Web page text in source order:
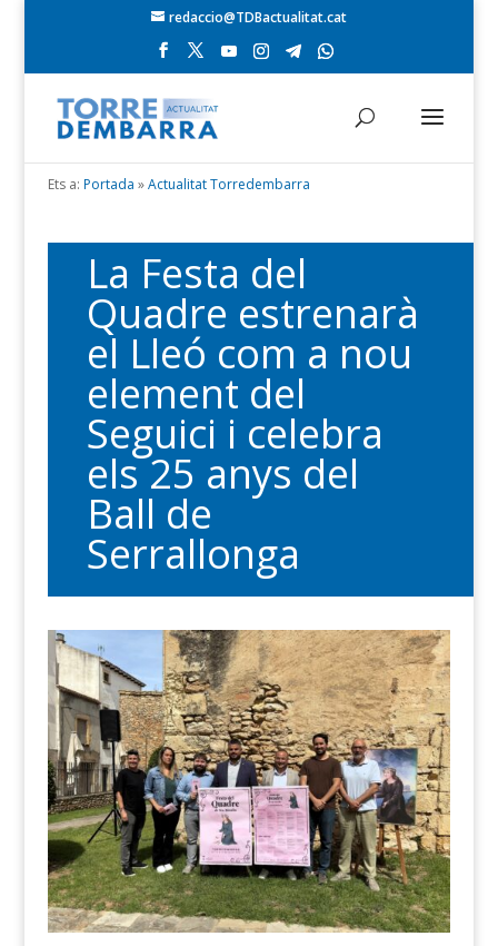
redaccio@TDBactualitat.cat
Ets a: Portada »Actualitat Torredembarra
La Festa del
Quadre estrenarà
el Lleó com a nou
element del
Seguici i celebra
els 25 anys del
Ball de
Serrallonga